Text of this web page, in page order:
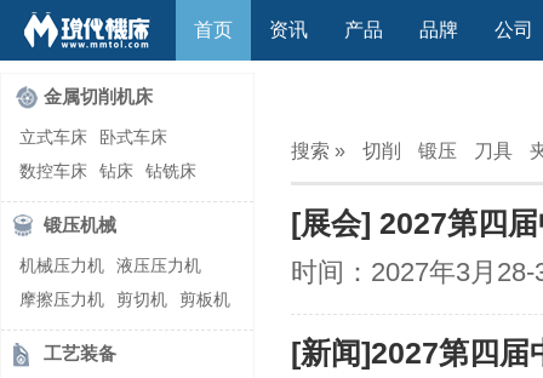
首页 资讯 产品 品牌 公司
金属切削机床
立式车床
卧式车床
数控车床
钻床
钻铣床
立式镗(铣)床
卧式镗(铣)床
龙门铣镗床
立式铣床
卧式铣床
雕刻机
平面磨床
外圆磨床
内圆磨床
龙门磨床
锻压机械
机械压力机
液压压力机
摩擦压力机
剪切机
剪板机
自动锻压机
折弯机
弯管机
快速成型机
工艺装备
搜索 » 切削 锻压 刀具
[展会] 2027第四
时间：2027年3月
[新闻]2027第四届